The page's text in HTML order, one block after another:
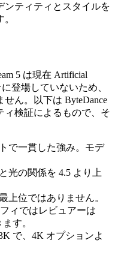
ンティティとスタイルを
5 は現在 Artificial
登場していないため、
ん。以下は ByteDance
ィ検証によるもので、そ
で一貫した強み。モデ
光の関係を 4.5 より上
上位ではありません。
ィではレビュアーは
す。
で、4K オプションよ